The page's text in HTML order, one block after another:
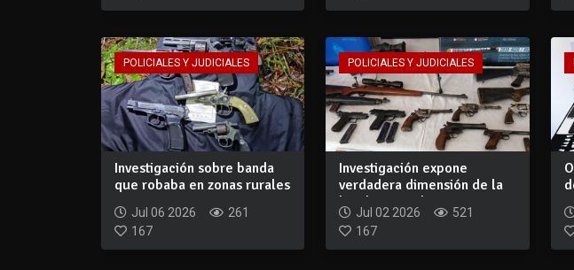
POLICIALES Y JUDICIALES
Investigación sobre banda
que robaba en zonas rurales
Jul 06 2026
261
167
POLICIALES Y JUDICIALES
Investigación expone
verdadera dimensión de la
banda que rob...
Jul 02 2026
521
167